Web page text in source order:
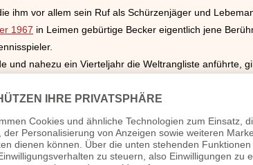
ihm vor allem sein Ruf als Schürzenjäger und
1967 in Leimen gebürtige Becker eigentlich jene
und nahezu ein Vierteljahr die Weltrangliste anführte,
Jahren zu trainieren, schon im frühen Alter von
drei Jahre später, im Jahr
1977
, wurde er vom
dieser Zeit zu zeigen begann.
diesem Zeitpunkt war der Tennisspieler 17 Jahre alt.